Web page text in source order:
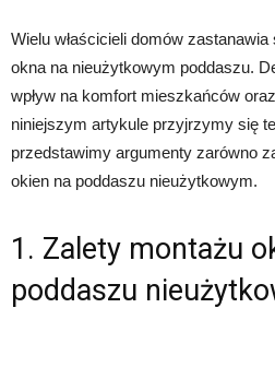
Wielu właścicieli domów
okna na nieużytkowym poddaszu.
wpływ na komfort mieszkańców
niniejszym artykule przyjrzymy się
przedstawimy argumenty zarówno
okien na poddaszu nieużytkowym.
1. Zalety montażu
poddaszu